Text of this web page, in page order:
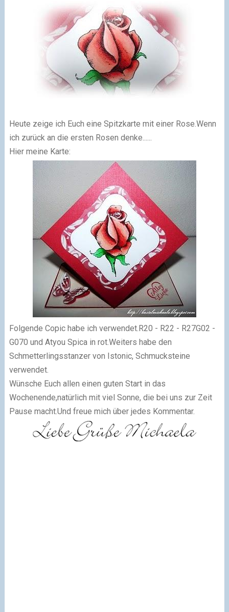
Heute zeige ich Euch eine Spitzkarte mit einer Rose.Wenn
ich zurück an die ersten Rosen denke......
Hier meine Karte:
Folgende Copic habe ich verwendet.R20 - R22 - R27G02 -
G070 und Atyou Spica in rot.Weiters habe den
Schmetterlingsstanzer von Istonic, Schmucksteine
verwendet.
Wünsche Euch allen einen guten Start in das
Wochenende,natürlich mit viel Sonne, die bei uns zur Zeit
Pause macht.Und freue mich über jedes Kommentar.